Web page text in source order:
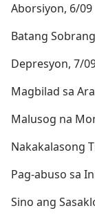
Aborsiyon, 6/09
Batang
Depresyon, 7/
Magbilad sa
Malusog na
Nakakalasong
Pag-abuso sa
Sino ang